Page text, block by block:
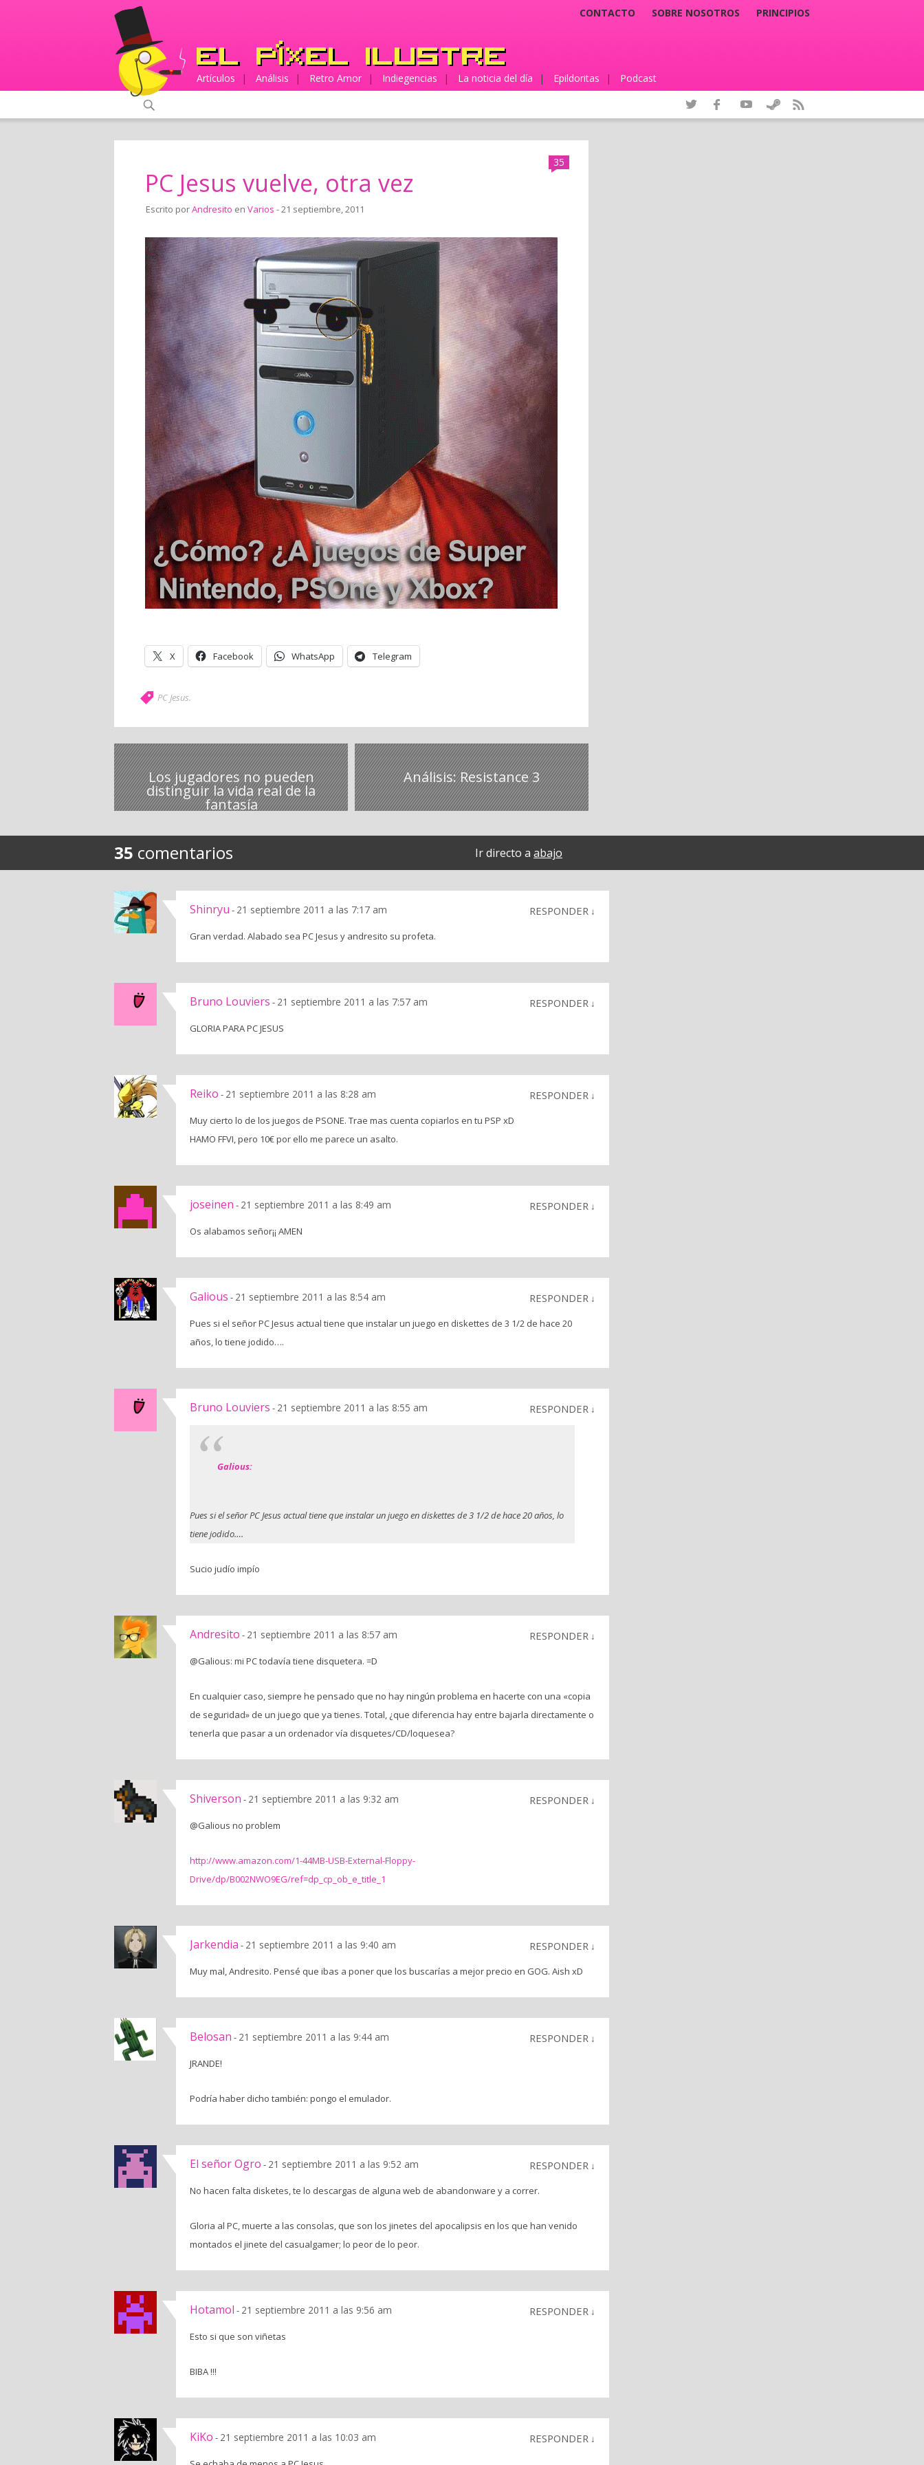
CONTACTO SOBRE NOSOTROS PRINCIPIOS
Artículos | Análisis | Retro Amor | Indiegencias | La noticia del día | Epildoritas | Podcast
35
PC Jesus vuelve, otra vez
Escrito porAndresito en Varios - 21 septiembre, 2011
X Facebook WhatsApp Telegram
PC Jesus.
Los jugadores no pueden
distinguir la vida real de la
fantasía
Análisis: Resistance 3
35 comentarios Ir directo a abajo
Shinryu - 21 septiembre 2011 a las 7:17 am RESPONDER ↓
Gran verdad. Alabado sea PC Jesus y andresito su profeta.
Bruno Louviers - 21 septiembre 2011 a las 7:57 am RESPONDER ↓
GLORIA PARA PC JESUS
Reiko - 21 septiembre 2011 a las 8:28 am RESPONDER ↓
Muy cierto lo de los juegos de PSONE. Trae mas cuenta copiarlos en tu PSP xD
HAMO FFVI, pero 10€ por ello me parece un asalto.
joseinen - 21 septiembre 2011 a las 8:49 am RESPONDER ↓
Os alabamos señor¡¡ AMEN
Galious - 21 septiembre 2011 a las 8:54 am RESPONDER ↓
Pues si el señor PC Jesus actual tiene que instalar un juego en diskettes de 3 1/2 de hace 20
años, lo tiene jodido….
Bruno Louviers - 21 septiembre 2011 a las 8:55 am RESPONDER ↓
Galious:
Pues si el señor PC Jesus actual tiene que instalar un juego en diskettes de 3 1/2 de hace 20 años, lo
tiene jodido….
Sucio judío impío
Andresito - 21 septiembre 2011 a las 8:57 am RESPONDER ↓
@Galious: mi PC todavía tiene disquetera. =D
En cualquier caso, siempre he pensado que no hay ningún problema en hacerte con una «copia
de seguridad» de un juego que ya tienes. Total, ¿que diferencia hay entre bajarla directamente o
tenerla que pasar a un ordenador vía disquetes/CD/loquesea?
Shiverson - 21 septiembre 2011 a las 9:32 am RESPONDER ↓
@Galious no problem
http://www.amazon.com/1-44MB-USB-External-Floppy-
Drive/dp/B002NWO9EG/ref=dp_cp_ob_e_title_1
Jarkendia - 21 septiembre 2011 a las 9:40 am RESPONDER ↓
Muy mal, Andresito. Pensé que ibas a poner que los buscarías a mejor precio en GOG. Aish xD
Belosan - 21 septiembre 2011 a las 9:44 am RESPONDER ↓
JRANDE!
Podría haber dicho también: pongo el emulador.
El señor Ogro - 21 septiembre 2011 a las 9:52 am RESPONDER ↓
No hacen falta disketes, te lo descargas de alguna web de abandonware y a correr.
Gloria al PC, muerte a las consolas, que son los jinetes del apocalipsis en los que han venido
montados el jinete del casualgamer; lo peor de lo peor.
Hotamol - 21 septiembre 2011 a las 9:56 am RESPONDER ↓
Esto si que son viñetas
BIBA !!!
KiKo - 21 septiembre 2011 a las 10:03 am RESPONDER ↓